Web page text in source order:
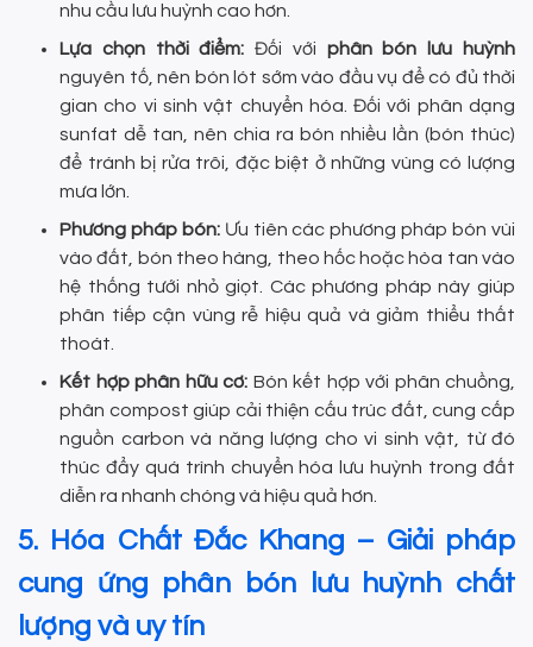
nhu cầu lưu huỳnh cao hơn.
Lựa chọn thời điểm:Đối với phân bón lưu huỳnh
nguyên tố, nên bón lót sớm vào đầu vụ để có đủ thời
gian cho vi sinh vật chuyển hóa. Đối với phân dạng
sunfat dễ tan, nên chia ra bón nhiều lần (bón thúc)
để tránh bị rửa trôi, đặc biệt ở những vùng có lượng
mưa lớn.
Phương pháp bón: Ưu tiên các phương pháp bón vùi
vào đất, bón theo hàng, theo hốc hoặc hòa tan vào
hệ thống tưới nhỏ giọt. Các phương pháp này giúp
phân tiếp cận vùng rễ hiệu quả và giảm thiểu thất
thoát.
Kết hợp phân hữu cơ: Bón kết hợp với phân chuồng,
phân compost giúp cải thiện cấu trúc đất, cung cấp
nguồn carbon và năng lượng cho vi sinh vật, từ đó
thúc đẩy quá trình chuyển hóa lưu huỳnh trong đất
diễn ra nhanh chóng và hiệu quả hơn.
5. Hóa Chất Đắc Khang – Giải pháp
cung ứng phân bón lưu huỳnh chất
lượng và uy tín